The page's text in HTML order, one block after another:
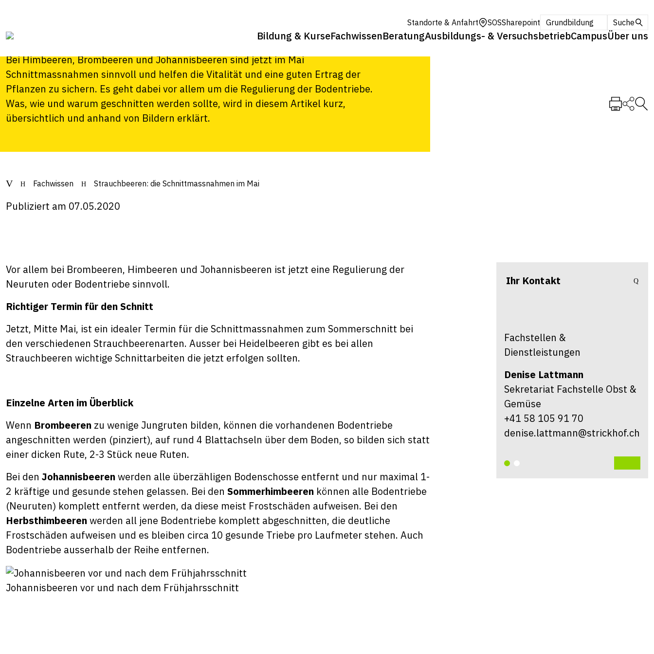
Standorte & Anfahrt SOSSharepoint Grundbildung Suche
Bildung & KurseFachwissenBeratungAusbildungs- & VersuchsbetriebCampusÜber uns
Schnittmassnahmen im Mai
Bei Himbeeren, Brombeeren und Johannisbeeren sind jetzt im Mai
Schnittmassnahmen sinnvoll und helfen die Vitalität und eine guten Ertrag der
Pflanzen zu sichern. Es geht dabei vor allem um die Regulierung der Bodentriebe.
Was, wie und warum geschnitten werden sollte, wird in diesem Artikel kurz,
übersichtlich und anhand von Bildern erklärt.
Fachwissen Strauchbeeren: die Schnittmassnahmen im Mai
Publiziert am 07.05.2020
Vor allem bei Brombeeren, Himbeeren und Johannisbeeren ist jetzt eine Regulierung der
Neuruten oder Bodentriebe sinnvoll.
Richtiger Termin für den Schnitt
Jetzt, Mitte Mai, ist ein idealer Termin für die Schnittmassnahmen zum Sommerschnitt bei
den verschiedenen Strauchbeerenarten. Ausser bei Heidelbeeren gibt es bei allen
Strauchbeeren wichtige Schnittarbeiten die jetzt erfolgen sollten.
Einzelne Arten im Überblick
Wenn Brombeeren zu wenige Jungruten bilden, können die vorhandenen Bodentriebe
angeschnitten werden (pinziert), auf rund 4 Blattachseln über dem Boden, so bilden sich statt
einer dicken Rute, 2-3 Stück neue Ruten.
Bei den Johannisbeeren werden alle überzähligen Bodenschosse entfernt und nur maximal 1-
2 kräftige und gesunde stehen gelassen. Bei den Sommerhimbeeren können alle Bodentriebe
(Neuruten) komplett entfernt werden, da diese meist Frostschäden aufweisen. Bei den
Herbsthimbeeren werden all jene Bodentriebe komplett abgeschnitten, die deutliche
Frostschäden aufweisen und es bleiben circa 10 gesunde Triebe pro Laufmeter stehen. Auch
Bodentriebe ausserhalb der Reihe entfernen.
Johannisbeeren vor und nach dem Frühjahrsschnitt
Ihr Kontakt
Fachstellen &
Dienstleistungen
Denise Lattmann
Sekretariat Fachstelle Obst &
Gemüse
+41 58 105 91 70
denise.lattmann@strickhof.ch